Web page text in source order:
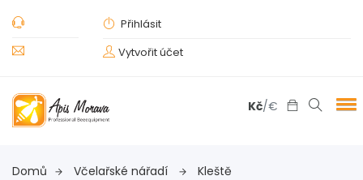
Přihlásit
Vytvořit účet
Kč/€
Domů Včelařské nářadí Kleště